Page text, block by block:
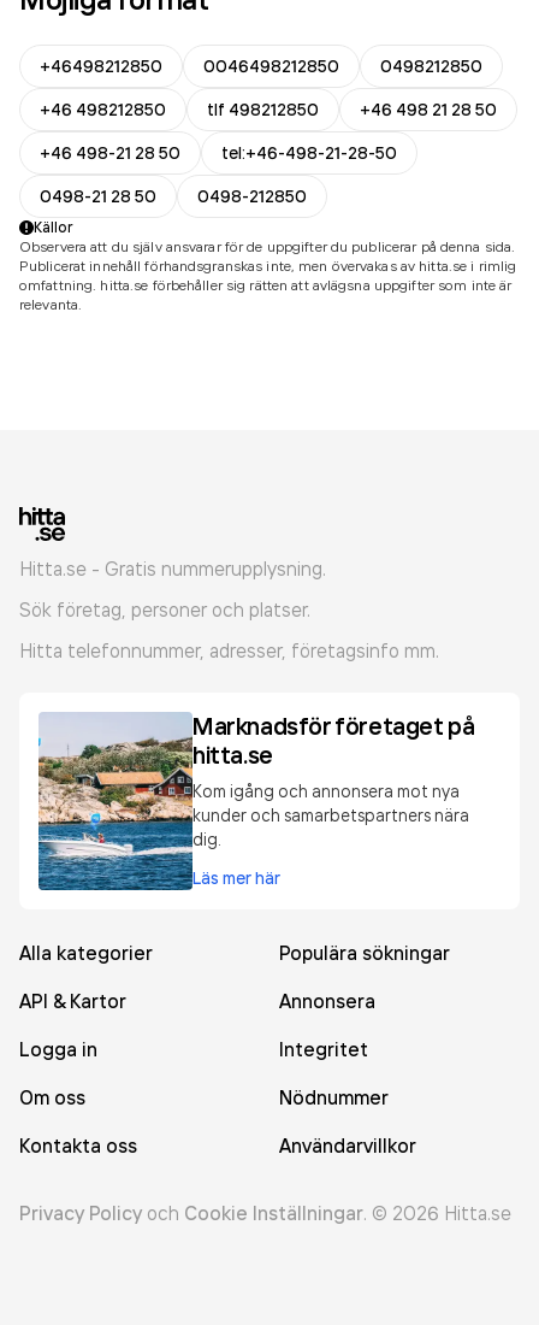
+46498212850 0046498212850
0498212850
+46 498212850
tlf 498212850
+46 498 21 28 50
+46 498-21 28 50
tel:+46-498-21-28-50
0498-21 28 50
0498-212850
Källor
Observera att du själv ansvarar för de uppgifter du publicerar på denna sida.
Publicerat innehåll förhandsgranskas inte, men övervakas av hitta.se i rimlig
omfattning. hitta.se förbehåller sig rätten att avlägsna uppgifter som inte är
relevanta.
Hitta.se - Gratis nummerupplysning.
Sök företag, personer och platser.
Hitta telefonnummer, adresser, företagsinfo mm.
Marknadsför företaget på
hitta.se
Kom igång och annonsera mot nya
kunder och samarbetspartners nära
dig.
Läs mer här
Alla kategorier
Populära sökningar
API & Kartor
Annonsera
Logga in
Integritet
Om oss
Nödnummer
Kontakta oss
Användarvillkor
Privacy Policy och Cookie Inställningar. © 2026 Hitta.se